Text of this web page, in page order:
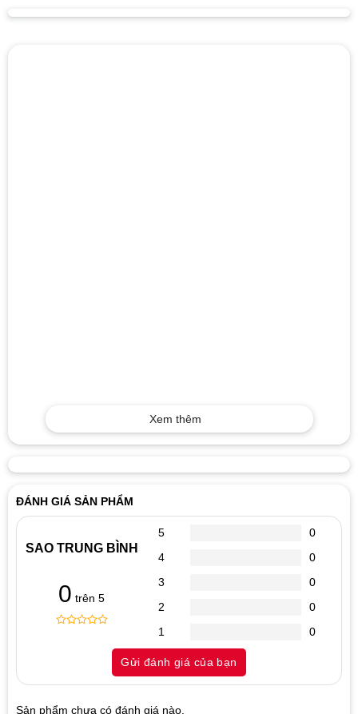
Xem thêm
ĐÁNH GIÁ SẢN PHẨM
SAO TRUNG BÌNH
0 trên 5
customer
5
0
4
0
3
0
2
0
1
0
Gửi đánh giá của bạn
Sản phẩm chưa có đánh giá nào.